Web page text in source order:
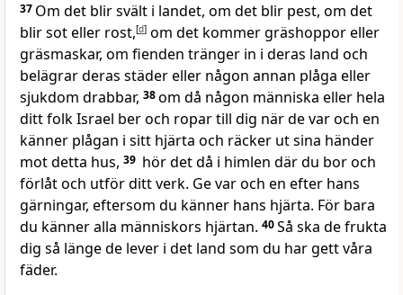
37 Om det blir svält i landet, om det blir pest, om det
blir sot eller rost,[d] om det kommer gräshoppor eller
gräsmaskar, om fienden tränger in i deras land och
belägrar deras städer eller någon annan plåga eller
sjukdom drabbar, 38om då någon människa eller hela
ditt folk Israel ber och ropar till dig när de var och en
känner plågan i sitt hjärta och räcker ut sina händer
mot detta hus, 39 hör det då i himlen där du bor och
förlåt och utför ditt verk. Ge var och en efter hans
gärningar, eftersom du känner hans hjärta. För bara
du känner alla människors hjärtan. 40Så ska de frukta
dig så länge de lever i det land som du har gett våra
fäder.